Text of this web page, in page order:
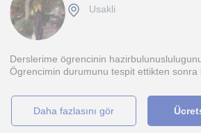
Usakli
Derslerime ögrencinin
Ögrencimin durumunu tespit ettikten sonra
daha fazlasını gör